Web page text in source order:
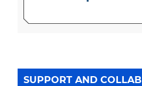
SUPPORT AND COLLAB